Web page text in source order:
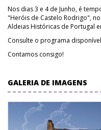
Nos dias 3 e 4 de Junho, é
"Heróis de Castelo Rodrigo",
Aldeias Históricas de Portugal
Consulte o programa
Contamos consigo!
GALERIA DE IMAGENS